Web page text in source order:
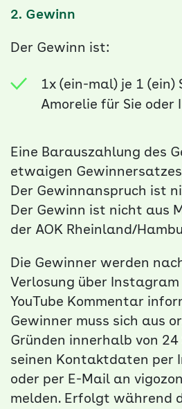
2. Gewinn
Der Gewinn ist:
1x (ein-mal) je 1 (ein)
Amorelie für Sie oder
Eine Barauszahlung des
etwaigen
Der Gewinnanspruch ist
Der Gewinn ist nicht aus
der AOK Rheinland/
Die Gewinner werden
Verlosung über
YouTube Kommentar
Gewinner muss sich aus
Gründen innerhalb von
seinen Kontaktdaten per
oder per E-Mail an
melden. Erfolgt während